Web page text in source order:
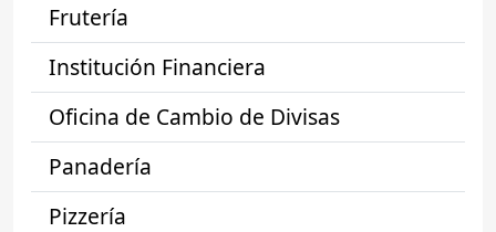
Frutería
Institución Financiera
Oficina de Cambio de Divisas
Panadería
Pizzería